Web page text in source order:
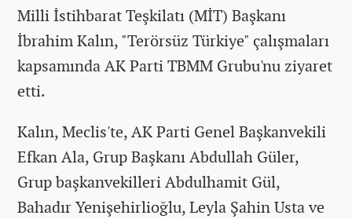
Milli İstihbarat Teşkilatı (MİT) Başkanı
İbrahim Kalın, "Terörsüz Türkiye" çalışmaları
kapsamında AK Parti TBMM Grubu'nu ziyaret
etti.
Kalın, Meclis'te, AK Parti Genel Başkanvekili
Efkan Ala, Grup Başkanı Abdullah Güler,
Grup başkanvekilleri Abdulhamit Gül,
Bahadır Yenişehirlioğlu, Leyla Şahin Usta ve